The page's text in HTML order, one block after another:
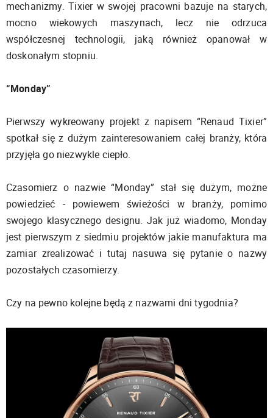
mechanizmy. Tixier w swojej pracowni bazuje na starych,
mocno wiekowych maszynach, lecz nie odrzuca
współczesnej technologii, jaką również opanował w
doskonałym stopniu.
“Monday”
Pierwszy wykreowany projekt z napisem “Renaud Tixier”
spotkał się z dużym zainteresowaniem całej branży, która
przyjęła go niezwykle ciepło.
Czasomierz o nazwie “Monday” stał się dużym, możne
powiedzieć - powiewem świeżości w branży, pomimo
swojego klasycznego designu. Jak już wiadomo, Monday
jest pierwszym z siedmiu projektów jakie manufaktura ma
zamiar zrealizować i tutaj nasuwa się pytanie o nazwy
pozostałych czasomierzy.
Czy na pewno kolejne będą z nazwami dni tygodnia?